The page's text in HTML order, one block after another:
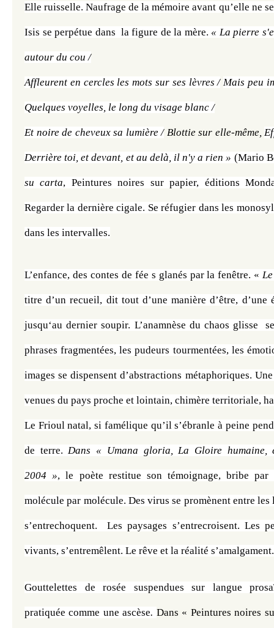
Elle ruisselle. Naufrage de la mémoire avant qu’elle ne
Isis se perpétue dans  la figure de la mère. « La pierre
autour du cou /
Affleurent en cercles les mots sur ses lèvres /
Quelques voyelles, le long du visage blanc /
Et noire de cheveux sa lumière / Blottie sur elle-même,
Derrière toi, et devant, et au delà, il n'y a rien » (Mario
su carta, Peintures noires sur papier, éditions
Regarder la dernière cigale. Se réfugier dans les
dans les intervalles.
L’enfance, des contes de fée s glanés par la fenêtre. «
titre d’un recueil, dit tout d’une manière d’être, d’une
jusqu‘au dernier soupir. L’anamnèse du chaos glisse
phrases fragmentées, les pudeurs tourmentées, les
images se dispensent d’abstractions métaphoriques.
venues du pays proche et lointain, chimère territoriale,
Le Frioul natal, si famélique qu’il s’ébranle à peine
de terre. Dans « Umana gloria, La Gloire humaine,
2004 », le poète restitue son témoignage, bribe par
molécule par molécule. Des virus se promènent entre
s’entrechoquent.  Les paysages s’entrecroisent. Les
vivants, s’entremêlent. Le rêve et la réalité
Gouttelettes de rosée suspendues sur langue
pratiquée comme une ascèse. Dans « Peintures noires